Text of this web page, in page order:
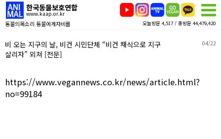
한국동물보호연합
www.kaap.or.kr
동물의목소리 동물에게자비를 오늘방문 4,517 / 총방문 44,479,420
비 오는 지구의 날, 비건 시민단체 “비건 채식으로 지구
살리자” 외쳐 [전문]
04/22
https://www.vegannews.co.kr/news/article.html?
no=99184